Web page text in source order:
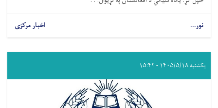
نور... اخبار مرکزی
یکشنبه ۱۴۰۵/۵/۱۸ - ۱۵:۴۲